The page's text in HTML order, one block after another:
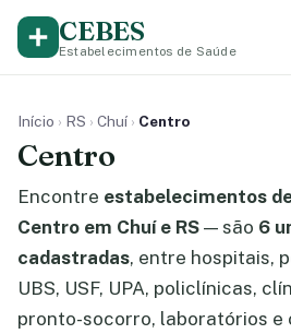
CEBES
Estabelecimentos de Saúde
Início › RS › Chuí › Centro
Centro
Encontre estabelecimentos
Centro em Chuí e RS — são 6
cadastradas, entre hospitais,
UBS, USF, UPA, policlínicas,
pronto-socorro, laboratórios e